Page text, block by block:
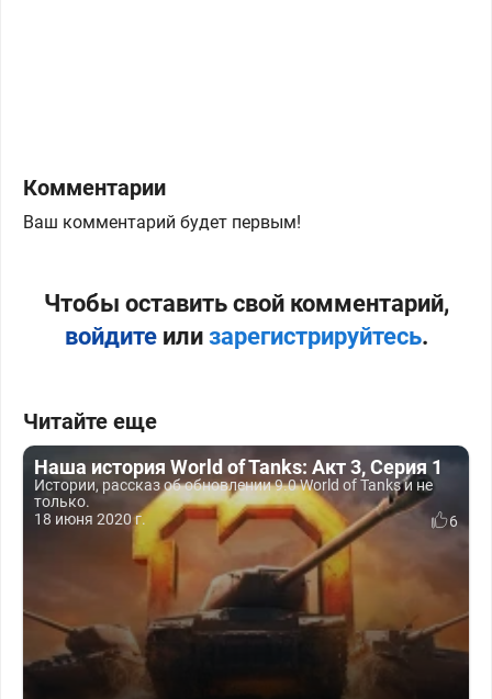
Комментарии
Ваш комментарий будет первым!
Чтобы оставить свой комментарий,
войдитеили зарегистрируйтесь.
Читайте еще
Наша история World of Tanks: Акт 3, Серия 1
Истории, рассказ об обновлении 9.0 World of Tanks и не
только.
18 июня 2020 г.
6